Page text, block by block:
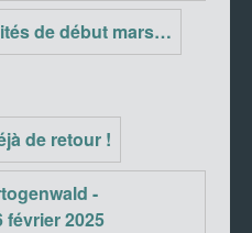
de début mars…
de retour !
-
février 2025